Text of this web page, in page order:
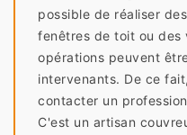
possible de réaliser
fenêtres de toit ou des
opérations peuvent
intervenants. De ce
contacter un
C'est un artisan